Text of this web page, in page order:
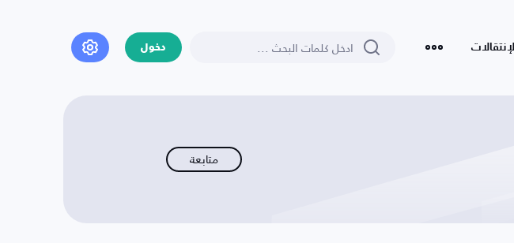
الإنتقالات دخول
متابعة